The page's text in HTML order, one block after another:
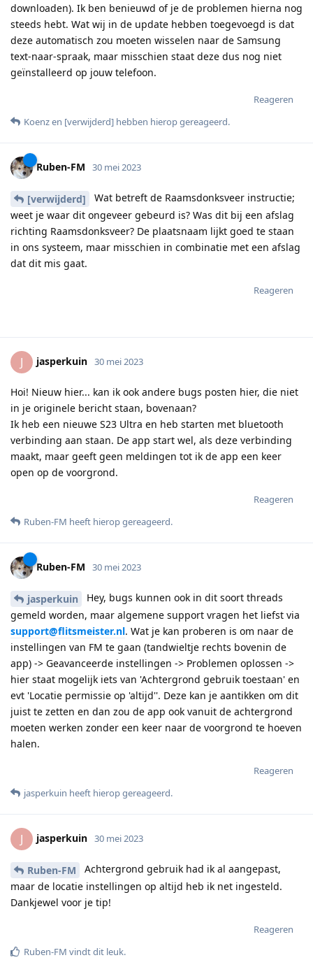
downloaden). Ik ben benieuwd of je de problemen hierna nog
steeds hebt. Wat wij in de update hebben toegevoegd is dat
deze automatisch zou moeten wisselen naar de Samsung
text-naar-spraak, maar misschien staat deze dus nog niet
geïnstalleerd op jouw telefoon.
Reageren
Koenzen [verwijderd] hebben hierop gereageerd.
Ruben-FM 30 mei 2023
[verwijderd]
Wat betreft de Raamsdonksveer instructie;
weet je waar dit ongeveer gebeurd is? Was dit bij een afslag
richting Raamsdonksveer? De plaatsnaam lijkt goed te staan
in ons systeem, maar misschien in combinatie met een afslag
dat dit mis gaat.
Reageren
J jasperkuin 30 mei 2023
Hoi! Nieuw hier... kan ik ook andere bugs posten hier, die niet
in je originele bericht staan, bovenaan?
Ik heb een nieuwe S23 Ultra en heb starten met bluetooth
verbinding aan staan. De app start wel, als deze verbinding
maakt, maar geeft geen meldingen tot ik de app een keer
open op de voorgrond.
Reageren
Ruben-FM heeft hierop gereageerd.
Ruben-FM 30 mei 2023
jasperkuin
Hey, bugs kunnen ook in dit soort threads
gemeld worden, maar algemene support vragen het liefst via
support@flitsmeister.nl. Wat je kan proberen is om naar de
instellingen van FM te gaan (tandwieltje rechts bovenin de
app) -> Geavanceerde instellingen -> Problemen oplossen ->
hier staat mogelijk iets van 'Achtergrond gebruik toestaan' en
evt 'Locatie permissie op 'altijd''. Deze kan je aantikken om dit
juist te zetten en dan zou de app ook vanuit de achtergrond
moeten werken zonder een keer naar de voorgrond te hoeven
halen.
Reageren
jasperkuin heeft hierop gereageerd.
J jasperkuin 30 mei 2023
Ruben-FM
Achtergrond gebruik had ik al aangepast,
maar de locatie instellingen op altijd heb ik net ingesteld.
Dankjewel voor je tip!
Reageren
Ruben-FM vindt dit leuk.